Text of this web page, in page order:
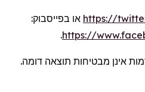
https:// או בפייסבוק:
https://
.
אינן מבטיחות תוצאה דומה.